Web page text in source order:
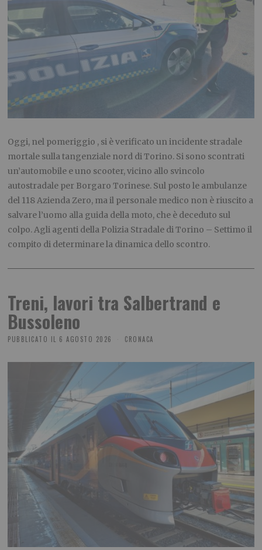
Oggi, nel pomeriggio , si è verificato un incidente stradale
mortale sulla tangenziale nord di Torino. Si sono scontrati
un’automobile e uno scooter, vicino allo svincolo
autostradale per Borgaro Torinese. Sul posto le ambulanze
del 118 Azienda Zero, ma il personale medico non è riuscito a
salvare l’uomo alla guida della moto, che è deceduto sul
colpo. Agli agenti della Polizia Stradale di Torino – Settimo il
compito di determinare la dinamica dello scontro.
Treni, lavori tra Salbertrand e
Bussoleno
PUBBLICATO IL 6 AGOSTO 2026 CRONACA